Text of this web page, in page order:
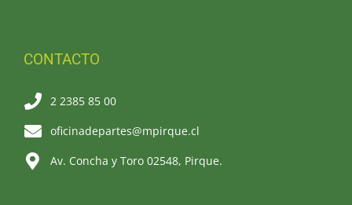
CONTACTO
2 2385 85 00
oficinadepartes@mpirque.cl
Av. Concha y Toro 02548, Pirque.